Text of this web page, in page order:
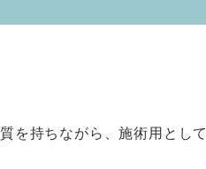
を持ちながら、施術用として